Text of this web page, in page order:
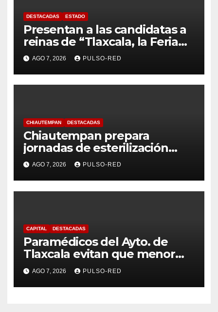
DESTACADAS ESTADO
Presentan a las candidatas a
reinas de “Tlaxcala, la Feria
de Ferias 2026: La Flor
Tlaxcalteca”
AGO 7, 2026 PULSO-RED
CHIAUTEMPAN DESTACADAS
Chiautempan prepara
jornadas de esterilización
para perros y gatos
AGO 7, 2026 PULSO-RED
CAPITAL DESTACADAS
Paramédicos del Ayto. de
Tlaxcala evitan que menor
sufra complicaciones por
hipotermia tras caer en una
cisterna
AGO 7, 2026 PULSO-RED